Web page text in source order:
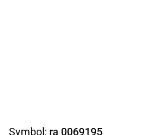
Symbol: ra 0069195